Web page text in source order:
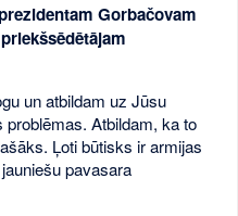
Gorbačovam
un atbildam uz Jūsu
Atbildam, ka to
Ļoti būtisks ir armijas
pavasara